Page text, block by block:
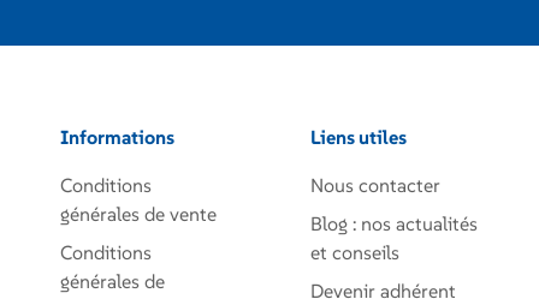
Informations
Conditions
générales de vente
Conditions
générales de
Liens utiles
Nous contacter
Blog : nos actualités
et conseils
Devenir adhérent